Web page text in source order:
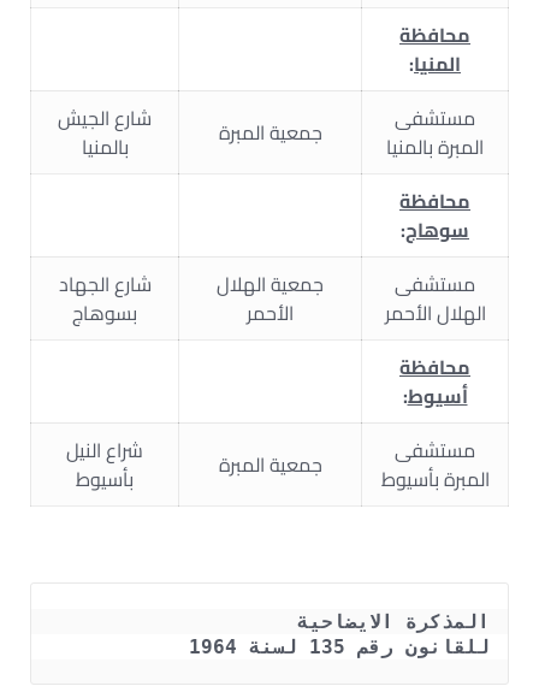
محافظة
المنيا:
مستشفى
المبرة بالمنيا
جمعية المبرة
شارع الجيش
بالمنيا
محافظة
سوهاج:
مستشفى
الهلال الأحمر
جمعية الهلال
الأحمر
شارع الجهاد
بسوهاج
محافظة
أسيوط:
مستشفى
المبرة بأسيوط
جمعية المبرة
شراع النيل
بأسيوط
للقانون رقم 135 لسنة 1964